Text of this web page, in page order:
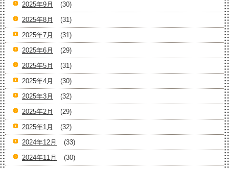
2025年9月
(30)
2025年8月
(31)
2025年7月
(31)
2025年6月
(29)
2025年5月
(31)
2025年4月
(30)
2025年3月
(32)
2025年2月
(29)
2025年1月
(32)
2024年12月
(33)
2024年11月
(30)